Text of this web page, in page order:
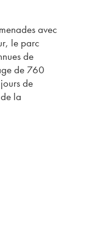
avec
le parc
de
de 760
de
la
au sol. Ce